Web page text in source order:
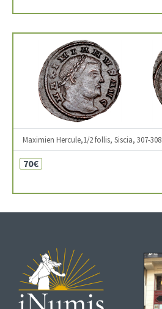
Maximien Hercule,1/2 follis, Siscia, 307-308
70€